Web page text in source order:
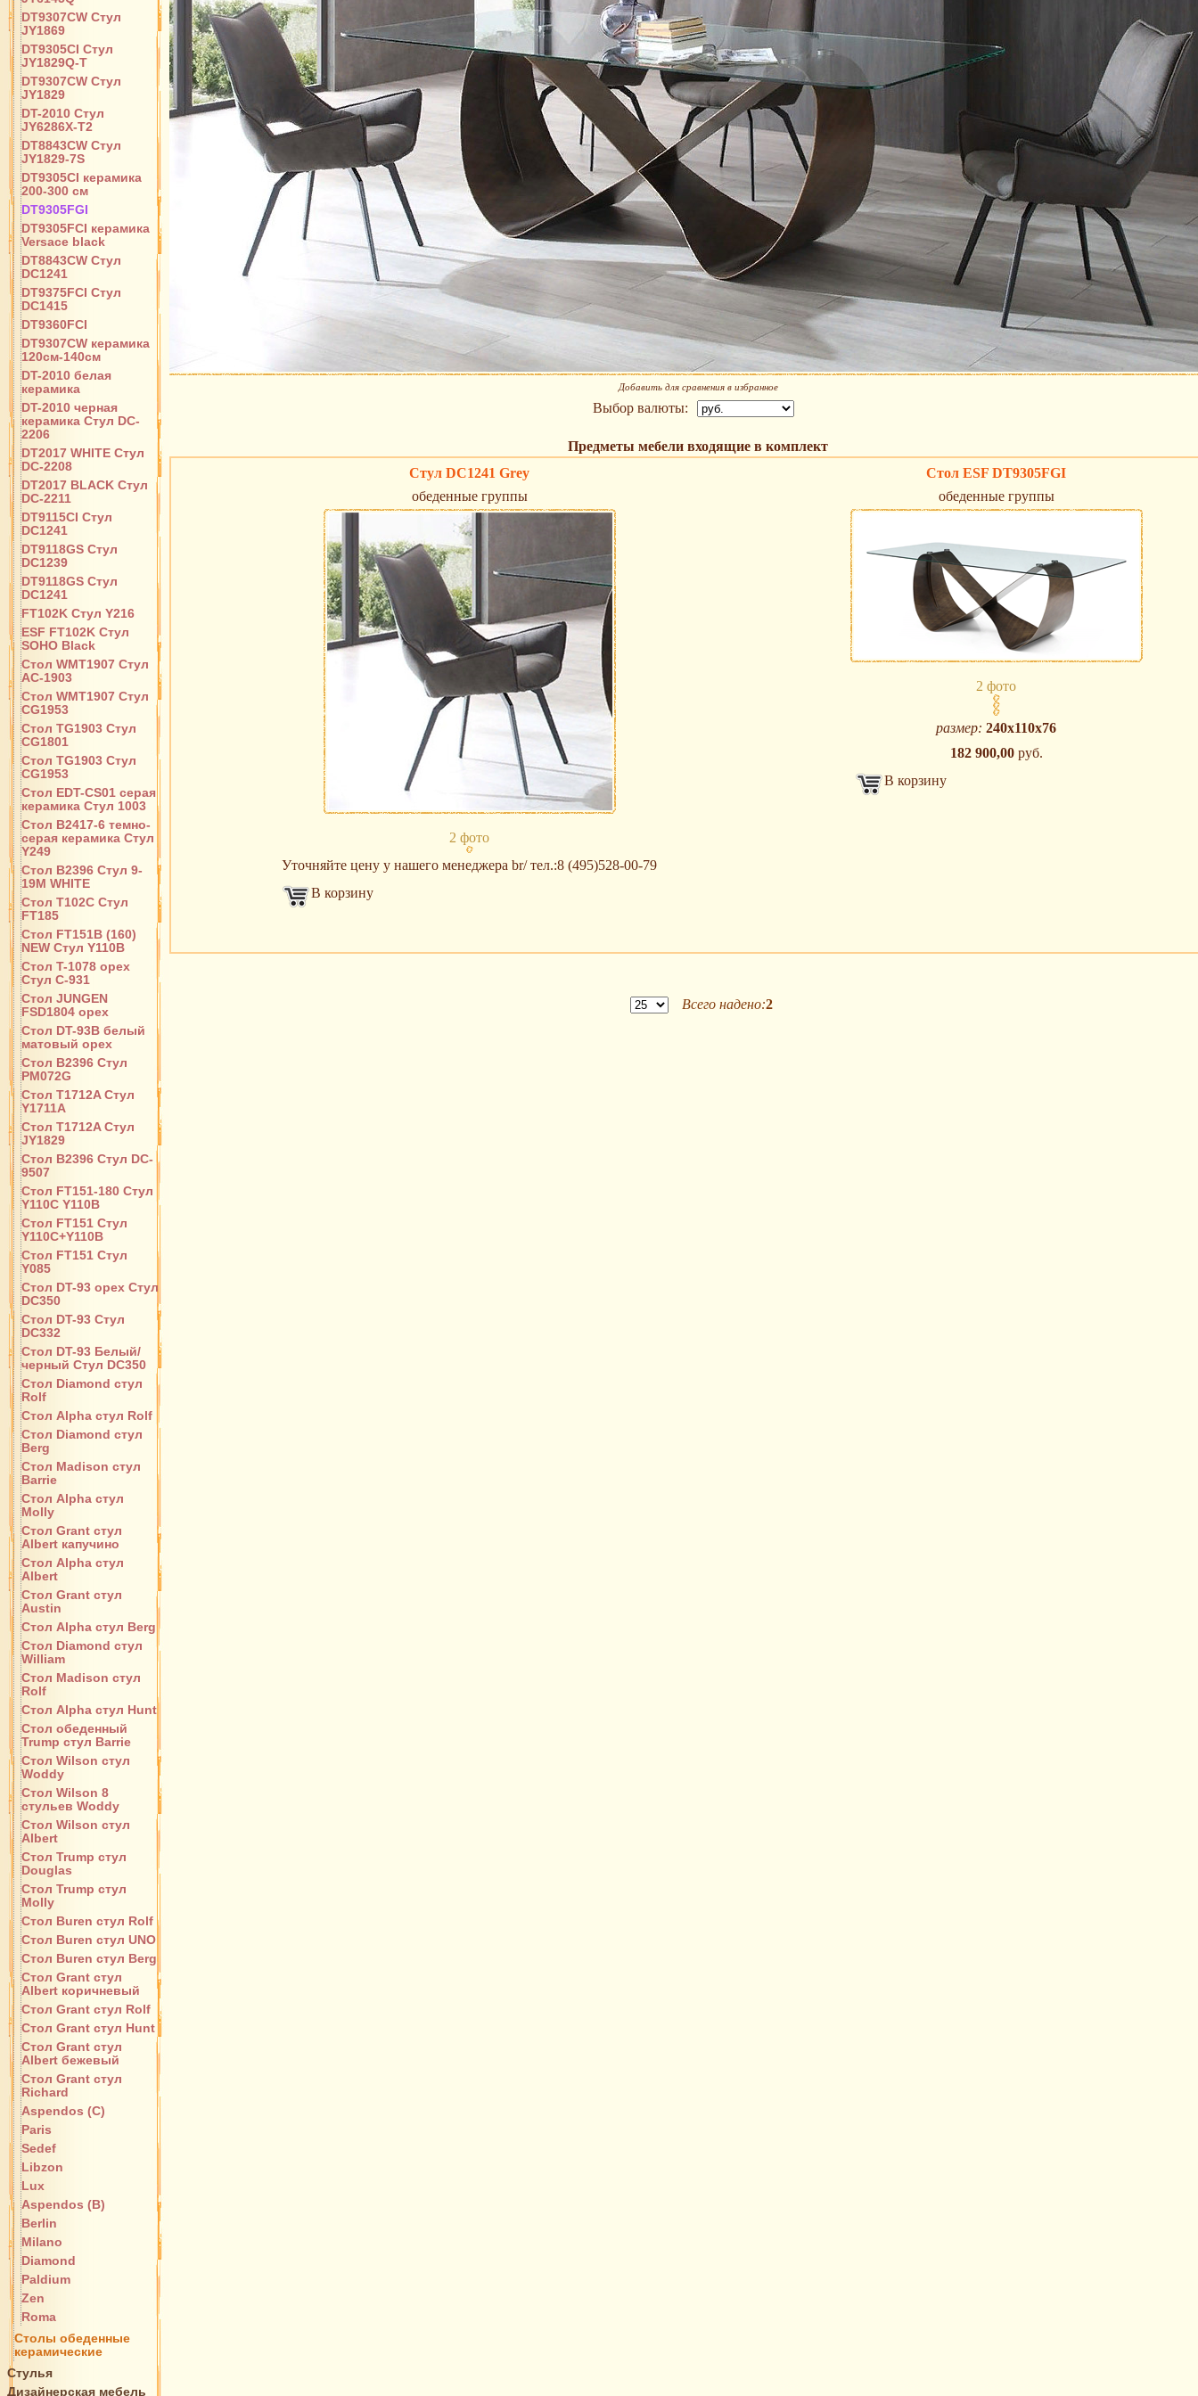
DT9307CW Стул
JY1869
DT9305CI Стул
JY1829Q-T
DT9307CW Стул
JY1829
DT-2010 Стул
JY6286X-T2
DT8843CW Стул
JY1829-7S
DT9305CI керамика
200-300 см
DT9305FGI
DT9305FCI керамика
Versace black
DT8843CW Стул
DC1241
DT9375FCI Стул
DC1415
DT9360FCI
DT9307CW керамика
120см-140см
DT-2010 белая
керамика
DT-2010 черная
керамика Стул DC-
2206
DT2017 WHITE Стул
DC-2208
DT2017 BLACK Стул
DC-2211
DT9115CI Стул
DC1241
DT9118GS Стул
DC1239
DT9118GS Стул
DC1241
FT102K Стул Y216
ESF FT102K Стул
SOHO Black
Стол WMT1907 Стул
AC-1903
Стол WMT1907 Стул
CG1953
Стол TG1903 Стул
CG1801
Стол TG1903 Стул
CG1953
Стол EDT-CS01 серая
керамика Стул 1003
Стол B2417-6 темно-
серая керамика Стул
Y249
Стол B2396 Стул 9-
19M WHITE
Стол T102C Стул
FT185
Стол FT151B (160)
NEW Стул Y110B
Стол T-1078 орех
Стул С-931
Стол JUNGEN
FSD1804 орех
Стол DT-93B белый
матовый орех
Стол B2396 Стул
PM072G
Стол T1712A Стул
Y1711A
Стол T1712A Стул
JY1829
Стол B2396 Стул DC-
9507
Стол FT151-180 Стул
Y110С Y110B
Стол FT151 Стул
Y110C+Y110B
Стол FT151 Стул
Y085
Стол DT-93 орех Стул
DC350
Стол DT-93 Стул
DC332
Стол DT-93 Белый/
черный Стул DC350
Стол Diamond стул
Rolf
Стол Alpha стул Rolf
Стол Diamond стул
Berg
Стол Madison стул
Barrie
Стол Alpha стул
Molly
Стол Grant стул
Albert капучино
Стол Alpha стул
Albert
Стол Grant стул
Austin
Стол Alpha стул Berg
Стол Diamond стул
William
Стол Madison стул
Rolf
Стол Alpha стул Hunt
Стол обеденный
Trump стул Barrie
Стол Wilson стул
Woddy
Стол Wilson 8
стульев Woddy
Стол Wilson стул
Albert
Стол Trump стул
Douglas
Стол Trump стул
Molly
Стол Buren стул Rolf
Стол Buren стул UNO
Стол Buren стул Berg
Стол Grant стул
Albert коричневый
Стол Grant стул Rolf
Стол Grant стул Hunt
Стол Grant стул
Albert бежевый
Стол Grant стул
Richard
Aspendos (C)
Paris
Sedef
Libzon
Lux
Aspendos (B)
Berlin
Milano
Diamond
Paldium
Zen
Roma
Столы обеденные
керамические
Стулья
Дизайнерская мебель
Добавить для сравнения в избранное
Выбор валюты:
Предметы мебели входящие в комплект
Стул DC1241 Grey
обеденные группы
2 фото
Уточняйте цену у нашего менеджера br/ тел.:8 (495)528-00-79
В корзину
Стол ESF DT9305FGI
обеденные группы
2 фото
размер: 240х110х76
182 900,00руб.
В корзину
Всего надено:2